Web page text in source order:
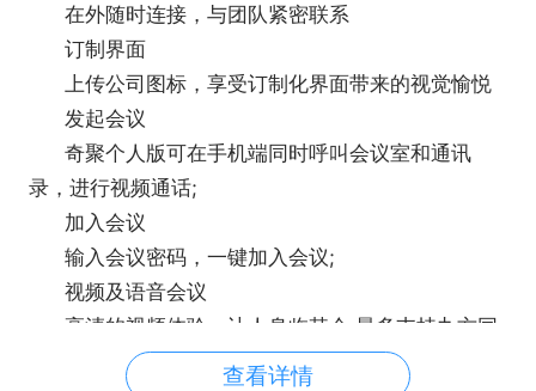
在外随时连接，与团队紧密联系
订制界面
上传公司图标，享受订制化界面带来的视觉愉悦
发起会议
奇聚个人版可在手机端同时呼叫会议室和通讯
录，进行视频通话;
加入会议
输入会议密码，一键加入会议;
视频及语音会议
高清的视频体验，让人身临其会;最多支持九方同
查看详情